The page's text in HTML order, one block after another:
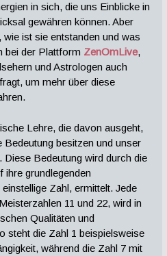
in sich, die uns Einblicke in
gewähren können. Aber
ist sie entstanden und was
bei der Plattform ZenOmLive,
und Astrologen auch
um mehr über diese
Lehre, die davon ausgeht,
besitzen und unser
Diese Bedeutung wird durch die
ihre grundlegenden
Zahl, ermittelt. Jede
11 und 22, wird in
Qualitäten und
steht die Zahl 1 beispielsweise
während die Zahl 7 mit